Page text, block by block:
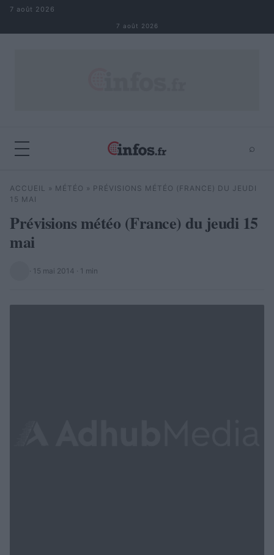
Aller au contenu
7 août 2026
7 août 2026
⌕
Rechercher ⌕ ×
ACCUEIL » MÉTÉO » PRÉVISIONS MÉTÉO (FRANCE) DU JEUDI
15 MAI
Prévisions météo (France) du jeudi 15
mai
· 15 mai 2014 · 1 min